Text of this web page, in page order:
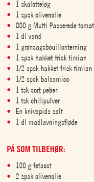
1 skalotteløg
1 spsk olivenolie
800 g Mutti Passerede
1 dl vand
1 grønsagsbouillonterning
1 spsk hakket frisk timian
1/2 spsk hakket frisk timian
1/2 spsk balsamico
1 tsk sort peber
1 tsk chilipulver
En knivspids salt
1 dl madlavningsfløde
PÅ SOM TILBEHØR:
100 g fetaost
2 spsk olivenolie